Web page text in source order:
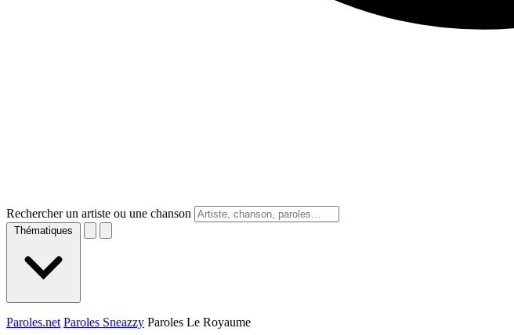
Rechercher un artiste ou une chanson
Thématiques
Paroles.net Paroles Sneazzy Paroles Le Royaume